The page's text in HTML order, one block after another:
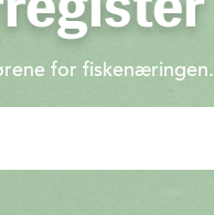
for fiskenæringen.